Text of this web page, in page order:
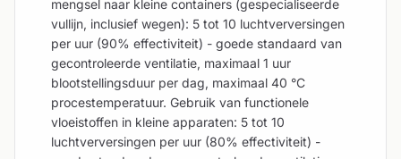
mengsel naar kleine containers (gespecialiseerde
vullijn, inclusief wegen): 5 tot 10 luchtverversingen
per uur (90% effectiviteit) - goede standaard van
gecontroleerde ventilatie, maximaal 1 uur
blootstellingsduur per dag, maximaal 40 °C
procestemperatuur. Gebruik van functionele
vloeistoffen in kleine apparaten: 5 tot 10
luchtverversingen per uur (80% effectiviteit) -